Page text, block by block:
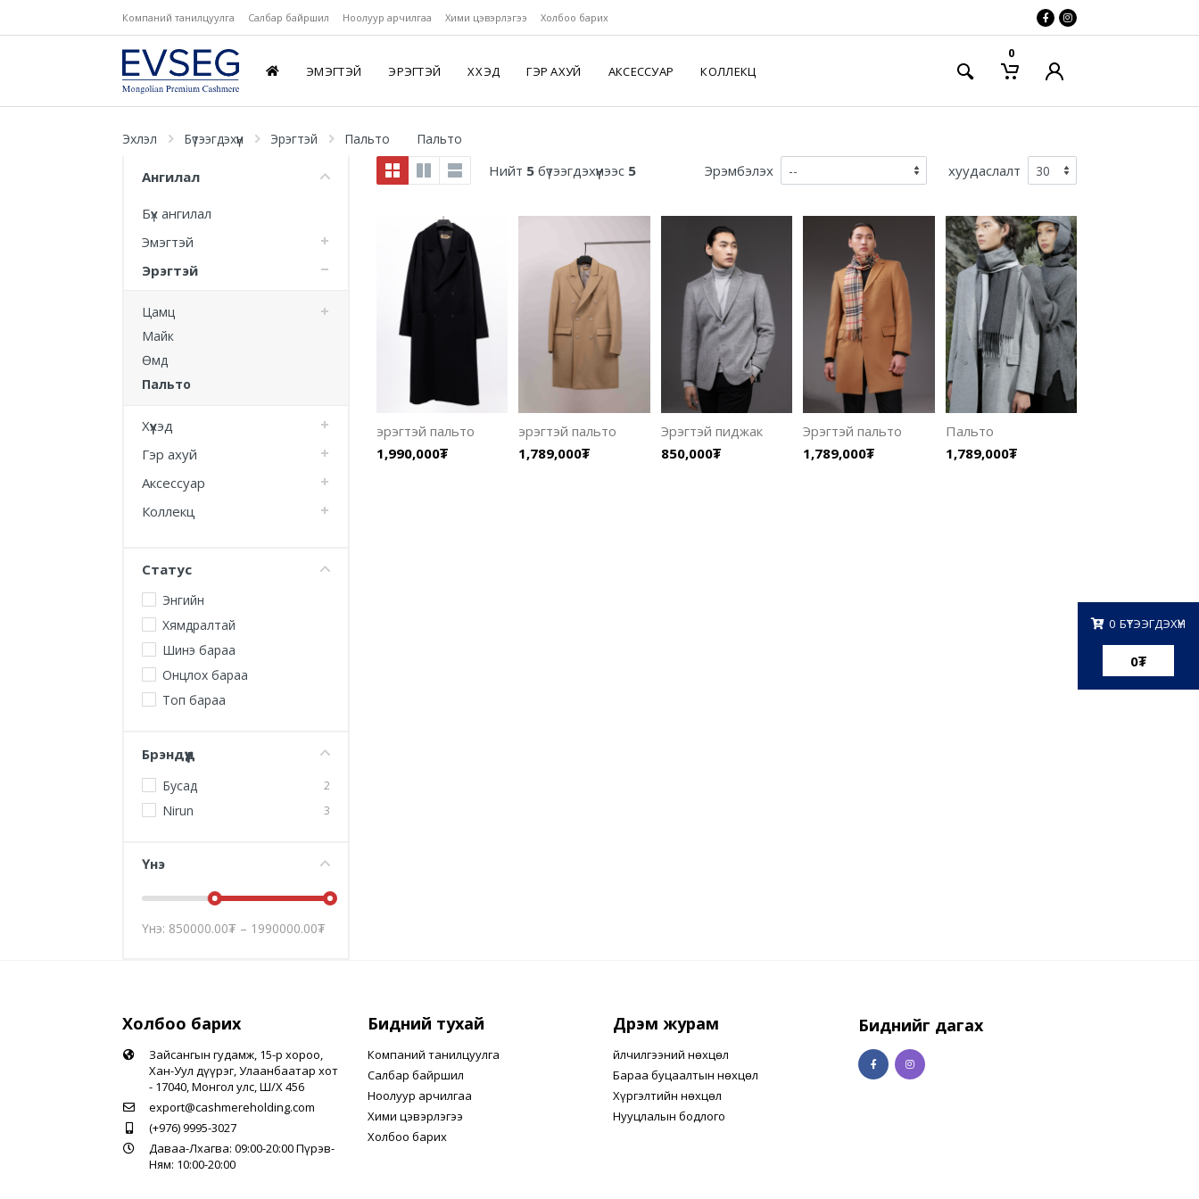
Компаний танилцуулга Салбар байршил Ноолуур арчилгаа Хими цэвэрлэгээ Холбоо барих
ЭМЭГТЭЙ ЭРЭГТЭЙ ХҮҮХЭД ГЭР АХУЙ АКСЕССУАР КОЛЛЕКЦ
0
Эхлэл Бүтээгдэхүүн Эрэгтэй Пальто Пальто
Ангилал
Бүх ангилал
Эмэгтэй
Эрэгтэй
Цамц
Майк
Өмд
Пальто
Хүүхэд
Гэр ахуй
Аксессуар
Коллекц
Статус
Энгийн
Хямдралтай
Шинэ бараа
Онцлох бараа
Топ бараа
Брэндүүд
Бусад 2
Nirun 3
Үнэ
Үнэ: 850000.00₮ – 1990000.00₮
Нийт 5 бүтээгдэхүүнээс 5 Эрэмбэлэх хуудаслалт
эрэгтэй пальто
1,990,000₮
эрэгтэй пальто
1,789,000₮
Эрэгтэй пиджак
850,000₮
Эрэгтэй пальто
1,789,000₮
Пальто
1,789,000₮
Холбоо барих
Зайсангын гудамж, 15-р хороо,
Хан-Уул дүүрэг, Улаанбаатар хот
- 17040, Монгол улс, Ш/Х 456
export@cashmereholding.com
(+976) 9995-3027
Даваа-Лхагва: 09:00-20:00 Пүрэв-
Ням: 10:00-20:00
Бидний тухай
Компаний танилцуулга
Салбар байршил
Ноолуур арчилгаа
Хими цэвэрлэгээ
Холбоо барих
Дүрэм журам
Үйлчилгээний нөхцөл
Бараа буцаалтын нөхцөл
Хүргэлтийн нөхцөл
Нууцлалын бодлого
Биднийг дагах
0 БҮТЭЭГДЭХҮҮН
0₮